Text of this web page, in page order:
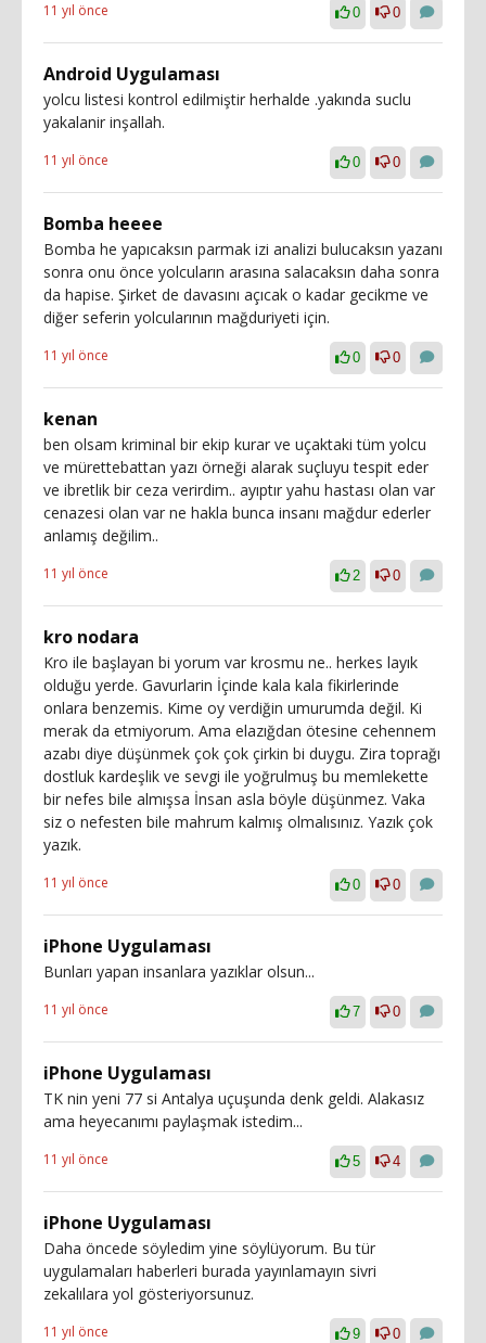
11 yıl önce 0 0
Android Uygulaması
yolcu listesi kontrol edilmiştir herhalde .yakında suclu
yakalanir inşallah.
11 yıl önce 0 0
Bomba heeee
Bomba he yapıcaksın parmak izi analizi bulucaksın yazanı
sonra onu önce yolcuların arasına salacaksın daha sonra
da hapise. Şirket de davasını açıcak o kadar gecikme ve
diğer seferin yolcularının mağduriyeti için.
11 yıl önce 0 0
kenan
ben olsam kriminal bir ekip kurar ve uçaktaki tüm yolcu
ve mürettebattan yazı örneği alarak suçluyu tespit eder
ve ibretlik bir ceza verirdim.. ayıptır yahu hastası olan var
cenazesi olan var ne hakla bunca insanı mağdur ederler
anlamış değilim..
11 yıl önce 2 0
kro nodara
Kro ile başlayan bi yorum var krosmu ne.. herkes layık
olduğu yerde. Gavurlarin İçinde kala kala fikirlerinde
onlara benzemis. Kime oy verdiğin umurumda değil. Ki
merak da etmiyorum. Ama elazığdan ötesine cehennem
azabı diye düşünmek çok çok çirkin bi duygu. Zira toprağı
dostluk kardeşlik ve sevgi ile yoğrulmuş bu memlekette
bir nefes bile almışsa İnsan asla böyle düşünmez. Vaka
siz o nefesten bile mahrum kalmış olmalısınız. Yazık çok
yazık.
11 yıl önce 0 0
iPhone Uygulaması
Bunları yapan insanlara yazıklar olsun...
11 yıl önce 7 0
iPhone Uygulaması
TK nin yeni 77 si Antalya uçuşunda denk geldi. Alakasız
ama heyecanımı paylaşmak istedim...
11 yıl önce 5 4
iPhone Uygulaması
Daha öncede söyledim yine söylüyorum. Bu tür
uygulamaları haberleri burada yayınlamayın sivri
zekalılara yol gösteriyorsunuz.
11 yıl önce 9 0